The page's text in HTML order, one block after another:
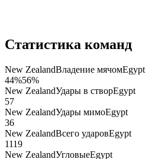
Статистика команд
New ZealandВладение мячомEgypt
44%56%
New ZealandУдары в створEgypt
57
New ZealandУдары мимоEgypt
36
New ZealandВсего ударовEgypt
1119
New ZealandУгловыеEgypt